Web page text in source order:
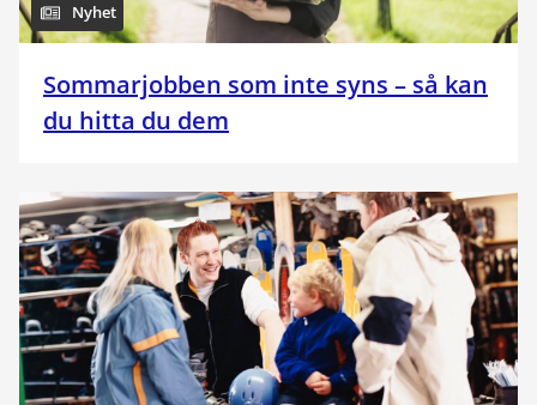
Nyhet
Sommarjobben som inte syns – så kan
du hitta du dem